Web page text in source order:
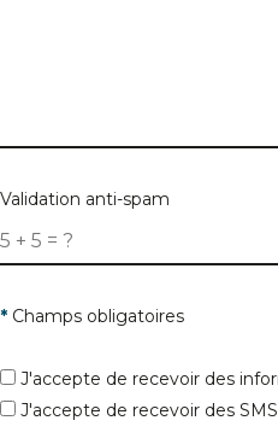
Validation anti-spam
* Champs obligatoires
J'accepte de recevoir des
J'accepte de recevoir des